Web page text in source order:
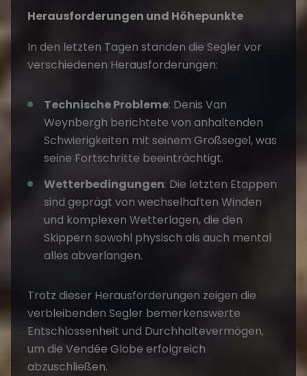
Herausforderungen und Höhepunkte
In den letzten Tagen standen die Segler vor
verschiedenen Herausforderungen:
Technische Probleme: Denis Van
Weynbergh berichtete von anhaltenden
Schwierigkeiten mit seinem Großsegel, was
seine Fortschritte beeinträchtigt.
Wetterbedingungen: Die letzten Etappen
sind geprägt von wechselhaften Winden
und komplexen Wetterlagen, die den
Skippern sowohl physisch als auch mental
alles abverlangen.
Trotz dieser Herausforderungen zeigen die
verbleibenden Segler bemerkenswerte
Entschlossenheit und Durchhaltevermögen,
um die Vendée Globe erfolgreich
abzuschließen.